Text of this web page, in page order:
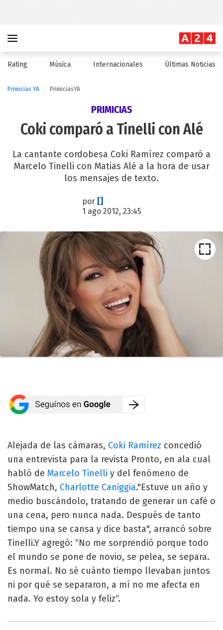
Rating Música Internacionales Últimas Noticias
Primicias YA PrimiciasYA
PRIMICIAS
Coki comparó a Tinelli con Alé
La cantante cordobesa Coki Ramírez comparó a
Marcelo Tinelli con Matias Alé a la hora de usar
los mensajes de texto.
por []
1 ago 2012, 23:45
Alejada de las cámaras, Coki Ramírez concedió
una entrevista para la revista Pronto, en ala cual
habló de Marcelo Tinelli y del fenómeno de
ShowMatch, Charlotte Caniggia."Estuve un año y
medio buscándolo, tratando de generar un café o
una cena, pero nunca nada. Después de tanto
tiempo una se cansa y dice basta", arrancó sobre
Tinelli.Y agregó: “No me sorprendió porque todo
el mundo se pone de novio, se pelea, se separa.
Es normal. No sé cuánto tiempo llevaban juntos
ni por qué se separaron, a mí no me afecta en
nada. Yo estoy sola y feliz“.